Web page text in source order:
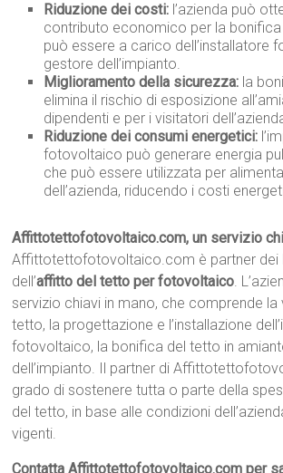
Riduzione dei costi: l’azienda può
contributo economico per la
può essere a carico dell’installatore
gestore dell’impianto.
Miglioramento della sicurezza: la
elimina il rischio di esposizione
dipendenti e per i visitatori
Riduzione dei consumi energetici:
fotovoltaico può generare energia
che può essere utilizzata per
dell’azienda, riducendo i costi
Affittotettofotovoltaico.com, un servizio
Affittotettofotovoltaico.com è partner dei
dell’affitto del tetto per fotovoltaico.
servizio chiavi in mano, che comprende la
tetto, la progettazione e l’installazione
fotovoltaico, la bonifica del tetto in
dell’impianto. Il partner di
grado di sostenere tutta o parte della
del tetto, in base alle condizioni
vigenti.
Contatta Affittotettofotovoltaico.com per